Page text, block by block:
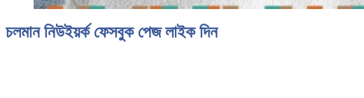
চলমান নিউইয়র্ক ফেসবুক পেজ লাইক দিন